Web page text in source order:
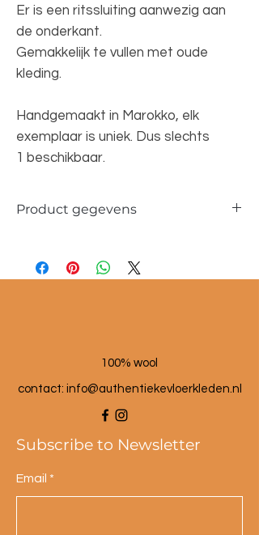
Er is een ritssluiting aanwezig aan
de onderkant.
Gemakkelijk te vullen met oude
kleding.
Handgemaakt in Marokko, elk
exemplaar is uniek. Dus slechts
1 beschikbaar.
Product gegevens
Maat poef: 60x60x25 cm
100% wool
contact: info@authentiekevloerkleden.nl
Subscribe to Newsletter
Email